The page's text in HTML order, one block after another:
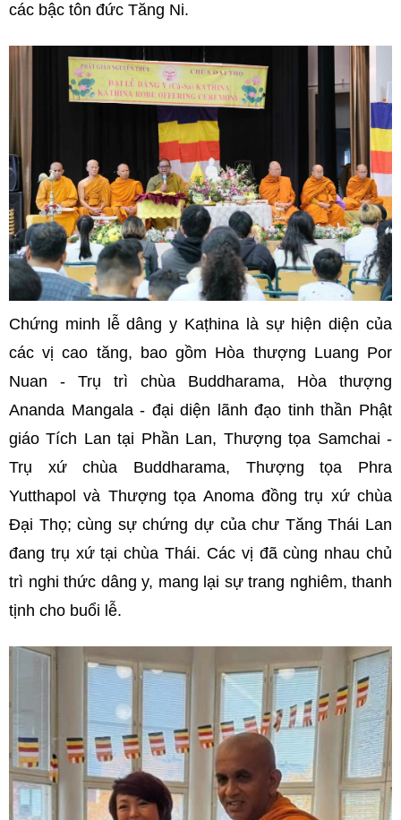
các bậc tôn đức Tăng Ni.
Chứng minh lễ dâng y Kaṭhina là sự hiện diện của
các vị cao tăng, bao gồm Hòa thượng Luang Por
Nuan - Trụ trì chùa Buddharama, Hòa thượng
Ananda Mangala - đại diện lãnh đạo tinh thần Phật
giáo Tích Lan tại Phần Lan, Thượng tọa Samchai -
Trụ xứ chùa Buddharama, Thượng tọa Phra
Yutthapol và Thượng tọa Anoma đồng trụ xứ chùa
Đại Thọ; cùng sự chứng dự của chư Tăng Thái Lan
đang trụ xứ tại chùa Thái. Các vị đã cùng nhau chủ
trì nghi thức dâng y, mang lại sự trang nghiêm, thanh
tịnh cho buổi lễ.